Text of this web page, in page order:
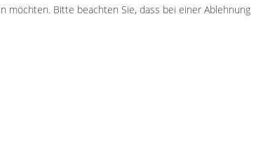
möchten. Bitte beachten Sie, dass bei einer Ablehnung